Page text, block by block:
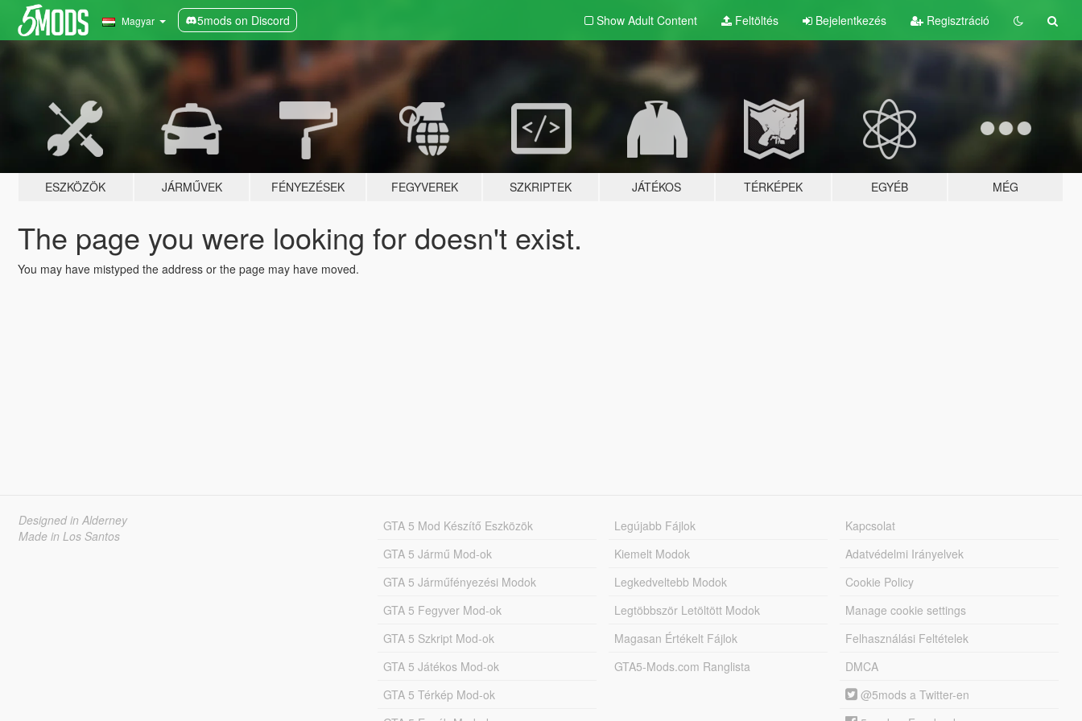
Magyar 5mods on Discord Show Adult Content Feltöltés Bejelentkezés Regisztráció
ESZKÖZÖK JÁRMŰVEK FÉNYEZÉSEK FEGYVEREK SZKRIPTEK JÁTÉKOS TÉRKÉPEK EGYÉB MÉG
The page you were looking for doesn't exist.
You may have mistyped the address or the page may have moved.
Designed in Alderney
Made in Los Santos
GTA 5 Mod Készítő Eszközök
GTA 5 Jármű Mod-ok
GTA 5 Járműfényezési Modok
GTA 5 Fegyver Mod-ok
GTA 5 Szkript Mod-ok
GTA 5 Játékos Mod-ok
GTA 5 Térkép Mod-ok
Legújabb Fájlok
Kiemelt Modok
Legkedveltebb Modok
Legtöbbször Letöltött Modok
Magasan Értékelt Fájlok
GTA5-Mods.com Ranglista
Kapcsolat
Adatvédelmi Irányelvek
Cookie Policy
Manage cookie settings
Felhasználási Feltételek
DMCA
@5mods a Twitter-en